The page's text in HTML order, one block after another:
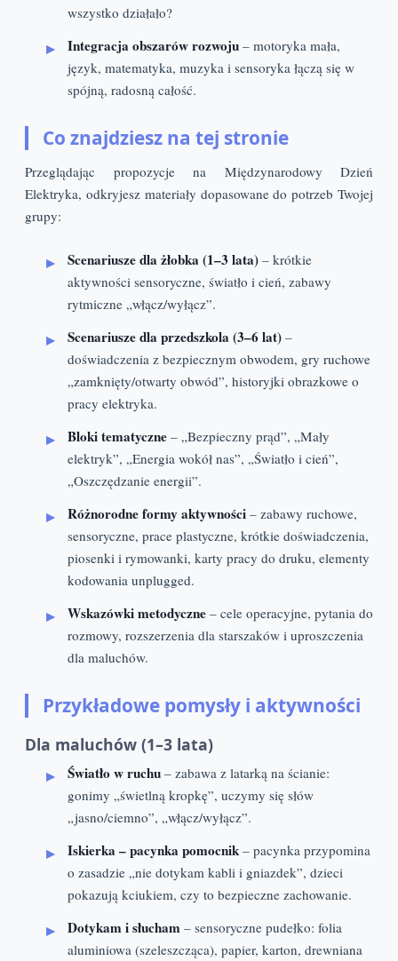
wszystko działało?
Integracja obszarów rozwoju – motoryka mała,
język, matematyka, muzyka i sensoryka łączą się w
spójną, radosną całość.
Co znajdziesz na tej stronie
Przeglądając propozycje na Międzynarodowy Dzień
Elektryka, odkryjesz materiały dopasowane do potrzeb Twojej
grupy:
Scenariusze dla żłobka (1–3 lata) – krótkie
aktywności sensoryczne, światło i cień, zabawy
rytmiczne „włącz/wyłącz”.
Scenariusze dla przedszkola (3–6 lat) –
doświadczenia z bezpiecznym obwodem, gry ruchowe
„zamknięty/otwarty obwód”, historyjki obrazkowe o
pracy elektryka.
Bloki tematyczne – „Bezpieczny prąd”, „Mały
elektryk”, „Energia wokół nas”, „Światło i cień”,
„Oszczędzanie energii”.
Różnorodne formy aktywności – zabawy ruchowe,
sensoryczne, prace plastyczne, krótkie doświadczenia,
piosenki i rymowanki, karty pracy do druku, elementy
kodowania unplugged.
Wskazówki metodyczne – cele operacyjne, pytania do
rozmowy, rozszerzenia dla starszaków i uproszczenia
dla maluchów.
Przykładowe pomysły i aktywności
Dla maluchów (1–3 lata)
Światło w ruchu – zabawa z latarką na ścianie:
gonimy „świetlną kropkę”, uczymy się słów
„jasno/ciemno”, „włącz/wyłącz”.
Iskierka – pacynka pomocnik – pacynka przypomina
o zasadzie „nie dotykam kabli i gniazdek”, dzieci
pokazują kciukiem, czy to bezpieczne zachowanie.
Dotykam i słucham – sensoryczne pudełko: folia
aluminiowa (szeleszcząca), papier, karton, drewniana